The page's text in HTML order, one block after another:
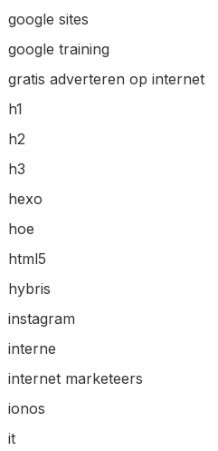
google sites
google training
gratis adverteren op internet
h1
h2
h3
hexo
hoe
html5
hybris
instagram
interne
internet marketeers
ionos
it